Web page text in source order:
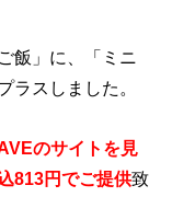
飯」に、「ミニ
ラスしました。
のサイトを見
813円でご提供致